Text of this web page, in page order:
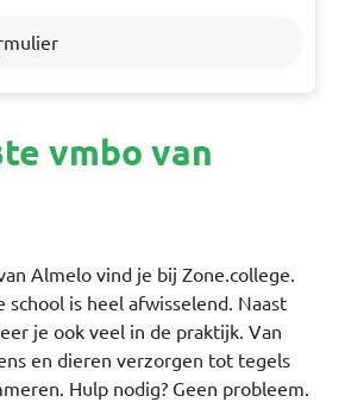
vmbo van
Almelo vind je bij Zone.college.
school is heel afwisselend. Naast
je ook veel in de praktijk. Van
en dieren verzorgen tot tegels
Hulp nodig? Geen probleem.